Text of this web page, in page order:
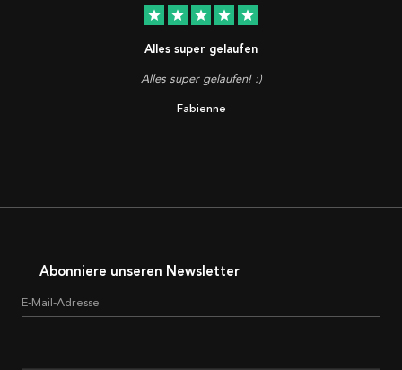
star star star star star
Alles super gelaufen
Alles super gelaufen! :)
Fabienne
Abonniere unseren Newsletter
E-Mail-Adresse